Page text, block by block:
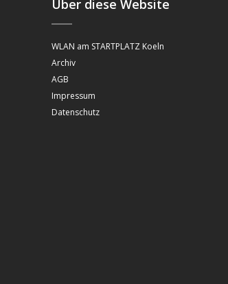
Über diese Website
WLAN am STARTPLATZ Koeln
Archiv
AGB
Impressum
Datenschutz